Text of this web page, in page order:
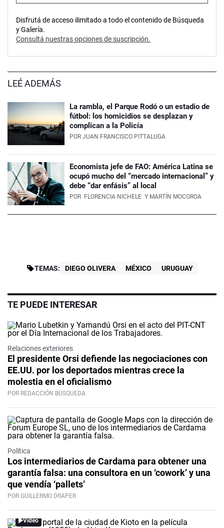
Disfrutá de acceso ilimitado a todo el contenido de Búsqueda
y Galería.
Consultá nuestras opciones de suscripción.
LEÉ ADEMÁS
La rambla, el Parque Rodó o un estadio de
fútbol: los homicidios se desplazan y
complican a la Policía
POR JUAN FRANCISCO PITTALUGA
Economista jefe de FAO: América Latina se
ocupó mucho del “mercado internacional” y
debe “dar enfásis” al local
POR FLORENCIA NICHELE Y MARTÍN MOCOROA
TEMAS: DIEGO OLIVERA MÉXICO URUGUAY
TE PUEDE INTERESAR
Relaciones exteriores
El presidente Orsi defiende las negociaciones con
EE.UU. por los deportados mientras crece la
molestia en el oficialismo
POR REDACCIÓN BÚSQUEDA
Política
Los intermediarios de Cardama para obtener una
garantía falsa: una consultora en un ‘cowork’ y una
que vendía ‘pallets’
POR GUILLERMO DRAPER
Video